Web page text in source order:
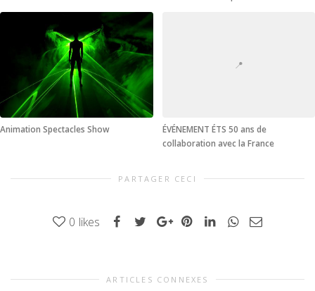
Animation Spectacles Show
📍
ÉVÉNEMENT ÉTS 50 ans de
collaboration avec la France
PARTAGER CECI
0 likes
ARTICLES CONNEXES